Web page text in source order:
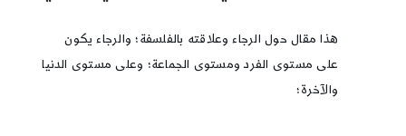
هذا مقال حول الرجاء وعلاقته بالفلسفة؛ والرجاء يكون
على مستوى الفرد ومستوى الجماعة؛ وعلى مستوى الدنيا
والآخرة؛